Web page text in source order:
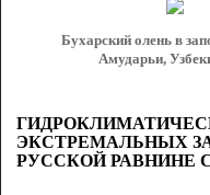
Бухарский олень в
Амударьи,
ЭКСТРЕМАЛЬНЫХ
РУССКОЙ РАВНИНЕ С